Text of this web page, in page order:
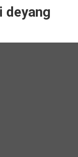
deyang